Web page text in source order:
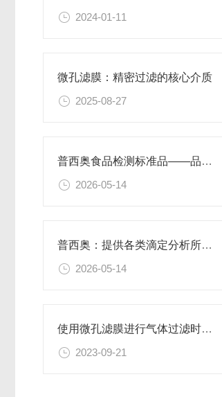
2024-01-11
微孔滤膜：精密过滤的核心介质​
2025-08-27
普西奥食品检测标准品——品类丰富，支持定制
2026-05-14
普西奥：提供各类滴定分析所需的全系列滴定液
2026-05-14
使用微孔滤膜进行气体过滤时，有哪些注意事项和常见问题需要关注？
2023-09-21